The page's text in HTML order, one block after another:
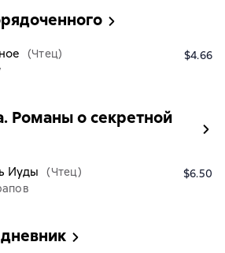
(Чтец)
$4.66
Романы о секретной
Иуды
(Чтец)
$6.50